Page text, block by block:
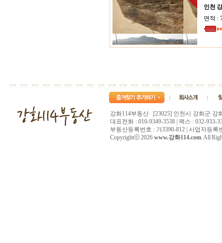
인천
면적 :
강화114부동산 [23025] 인천시 강화군 강
대표전화 : 010-9349-3538 | 팩스 : 032-933-
부동산등록번호 : 가3390-812 | 사업자등록
Copyrightⓒ 2026 www.강화114.com. All